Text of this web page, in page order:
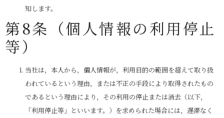
知します。
第8条（個人情報の利用停止
等）
当社は，本人から，個人情報が，利用目的の範囲を超えて取り扱
われているという理由，または不正の手段により取得されたもの
であるという理由により，その利用の停止または消去（以下，
「利用停止等」といいます。）を求められた場合には，遅滞なく